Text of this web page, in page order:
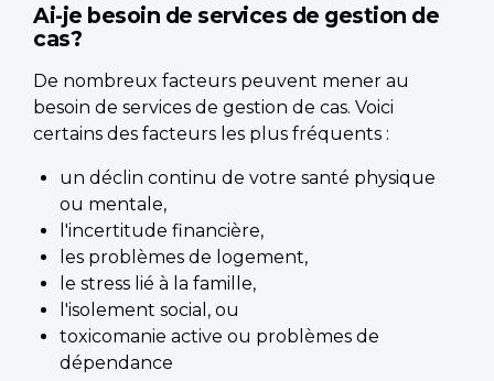
Ai-je besoin de services de gestion de
cas?
De nombreux facteurs peuvent mener au
besoin de services de gestion de cas. Voici
certains des facteurs les plus fréquents :
un déclin continu de votre santé physique
ou mentale,
l'incertitude financière,
les problèmes de logement,
le stress lié à la famille,
l'isolement social, ou
toxicomanie active ou problèmes de
dépendance